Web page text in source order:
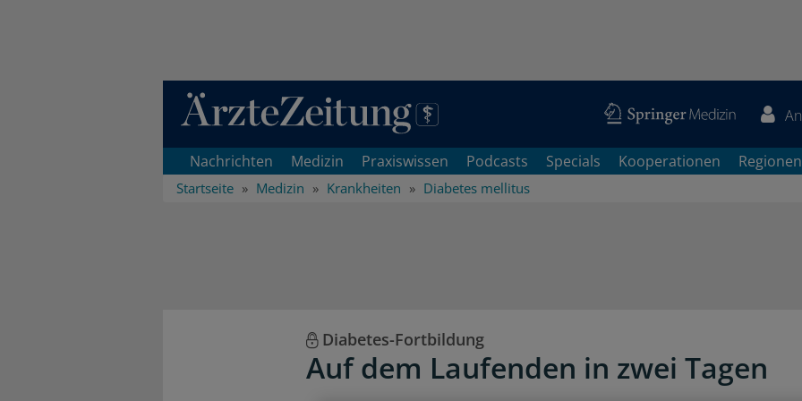
Direkt zum Inhaltsbereich
Nachrichten Medizin Praxiswissen Podcasts Specials Kooperationen Regionen
Startseite Medizin Krankheiten Diabetes mellitus
Diabetes-Fortbildung
Auf dem Laufenden in zwei Tagen